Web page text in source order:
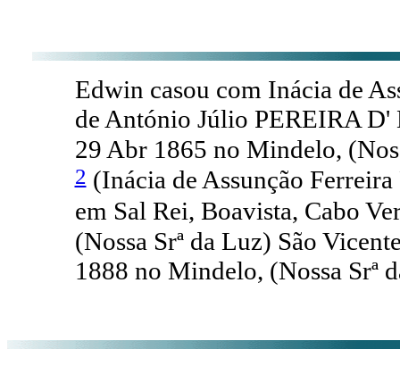
Edwin casou com Inácia de
de António Júlio PEREIRA D'
29 Abr 1865 no Mindelo,
2(Inácia de Assunção
em Sal Rei, Boavista, Cabo
(Nossa Srª da Luz) São
1888 no Mindelo, (Nossa Srª